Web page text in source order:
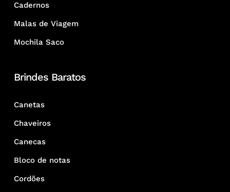
Cadernos
Malas de Viagem
Mochila Saco
Brindes Baratos
Canetas
Chaveiros
Canecas
Bloco de notas
Cordões